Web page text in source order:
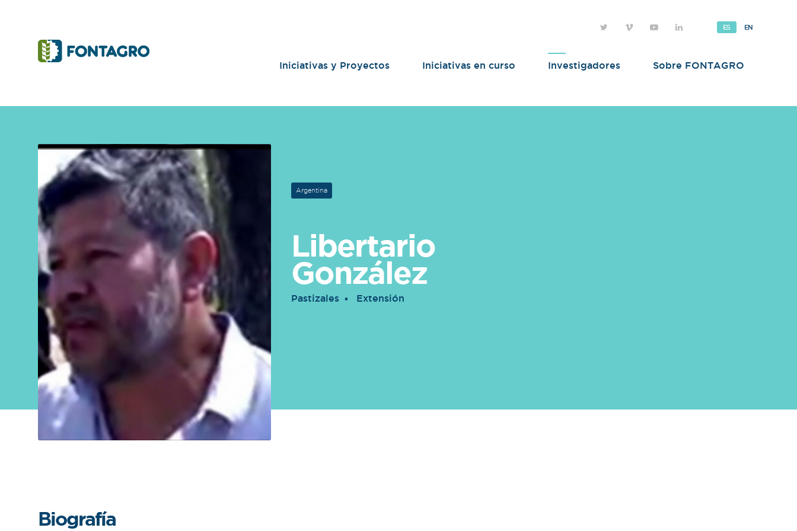
Sobre
FONTAGRO
FONTAGRO es un mecanismo de
cooperación único que fomenta la
inversión en innovación en el sector
agroalimentario de América Latina y El
Caribe, y promueve plataformas
regionales públicas y privadas. Sar
Conocer más
ES EN
Iniciativas y Proyectos Iniciativas en curso Investigadores Sobre FONTAGRO
Argentina
Libertario
González
Pastizales Extensión
Biografía